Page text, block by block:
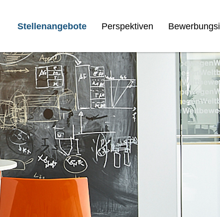
Stellenangebote Perspektiven